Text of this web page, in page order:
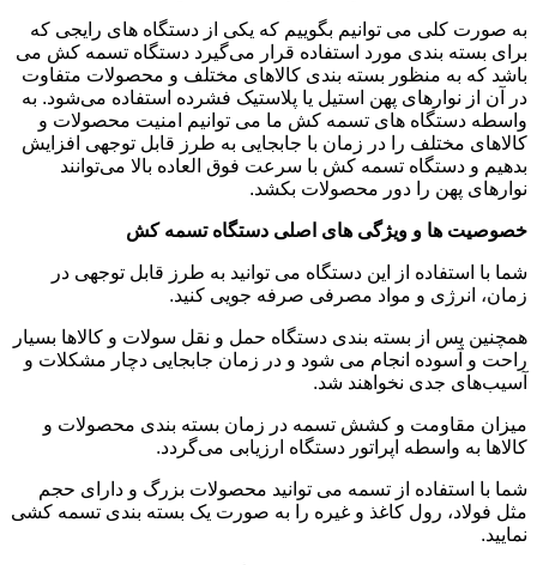
به صورت کلی می توانیم بگوییم که یکی از دستگاه های رایجی که
برای بسته بندی مورد استفاده قرار می‌گیرد دستگاه تسمه کش می
باشد که به منظور بسته بندی کالاهای مختلف و محصولات متفاوت
در آن از نوارهای پهن استیل یا پلاستیک فشرده استفاده می‌شود. به
واسطه دستگاه های تسمه کش ما می توانیم امنیت محصولات و
کالاهای مختلف را در زمان با جابجایی به طرز قابل توجهی افزایش
بدهیم و دستگاه تسمه کش با سرعت فوق العاده بالا می‌توانند
نوارهای پهن را دور محصولات بکشد.
خصوصیت ها و ویژگی های اصلی دستگاه تسمه کش
شما با استفاده از این دستگاه می توانید به طرز قابل توجهی در
زمان، انرژی و مواد مصرفی صرفه جویی کنید.
همچنین پس از بسته بندی دستگاه حمل و نقل سولات و کالاها بسیار
راحت و آسوده انجام می شود و در زمان جابجایی دچار مشکلات و
آسیب‌های جدی نخواهند شد.
میزان مقاومت و کشش تسمه در زمان بسته بندی محصولات و
کالاها به واسطه اپراتور دستگاه ارزیابی می‌گردد.
شما با استفاده از تسمه می توانید محصولات بزرگ و دارای حجم
مثل فولاد، رول کاغذ و غیره را به صورت یک بسته بندی تسمه کشی
نمایید.